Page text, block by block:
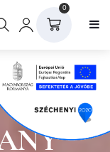
0